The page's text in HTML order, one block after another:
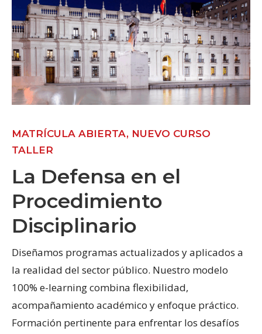
MATRÍCULA ABIERTA, NUEVO CURSO
TALLER
La Defensa en el
Procedimiento
Disciplinario
Diseñamos programas actualizados y aplicados a
la realidad del sector público. Nuestro modelo
100% e-learning combina flexibilidad,
acompañamiento académico y enfoque práctico.
Formación pertinente para enfrentar los desafíos